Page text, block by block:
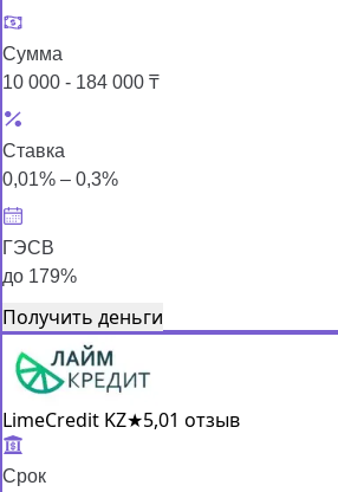
Сумма
10 000 - 184 000 ₸
Ставка
0,01% – 0,3%
ГЭСВ
до 179%
Получить деньги
LimeCredit KZ★5,01 отзыв
Срок